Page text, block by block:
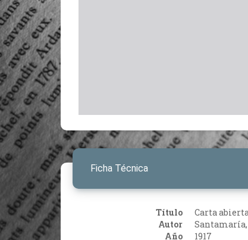
Ficha Técnica
Título
Carta
Autor
Santamaría,
Año
1917